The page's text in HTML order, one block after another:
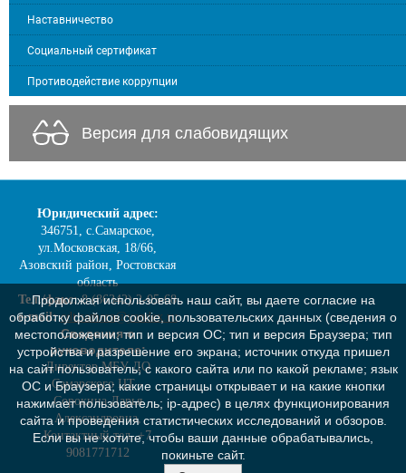
Наставничество
Социальный сертификат
Противодействие коррупции
Версия для слабовидящих
Юридический адрес:
346751, с.Самарское,
ул.Московская, 18/66,
Азовский район, Ростовская
область
Тел./факс:8 (86342) 2-05-68
e-mail: cdt.samara@yandex.ru
Сведения о
руководителе:
Директор МБУ ДО
Самарского ЦТ -
Сорокина Дарья
Александровна,
Контактный тел. +7
9081771712
Продолжая использовать наш сайт, вы даете согласие на
обработку файлов cookie, пользовательских данных (сведения о
местоположении; тип и версия ОС; тип и версия Браузера; тип
устройства и разрешение его экрана; источник откуда пришел
на сайт пользователь; с какого сайта или по какой рекламе; язык
ОС и Браузера; какие страницы открывает и на какие кнопки
нажимает пользователь; ip-адрес) в целях функционирования
сайта и проведения статистических исследований и обзоров.
Если вы не хотите, чтобы ваши данные обрабатывались,
покиньте сайт.